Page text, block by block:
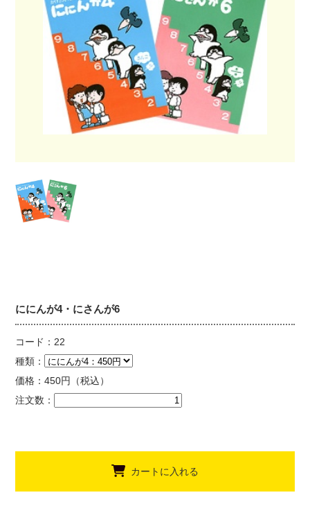
ににんが4・にさんが6
コード：22
種類：
価格：450円（税込）
注文数：
カートに入れる